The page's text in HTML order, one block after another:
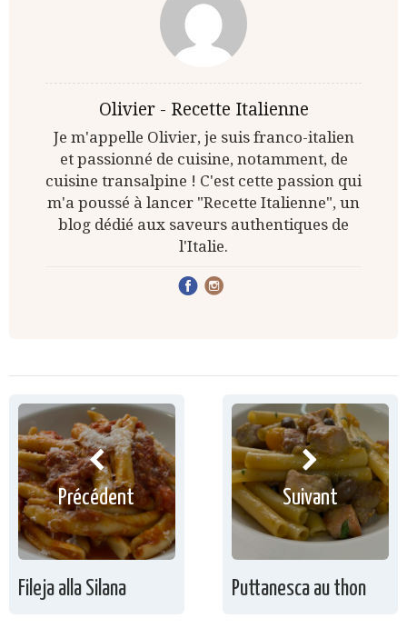
Olivier - Recette Italienne
Je m'appelle Olivier, je suis franco-italien
et passionné de cuisine, notamment, de
cuisine transalpine ! C'est cette passion qui
m'a poussé à lancer "Recette Italienne", un
blog dédié aux saveurs authentiques de
l'Italie.
Précédent
Fileja alla Silana
Suivant
Puttanesca au thon